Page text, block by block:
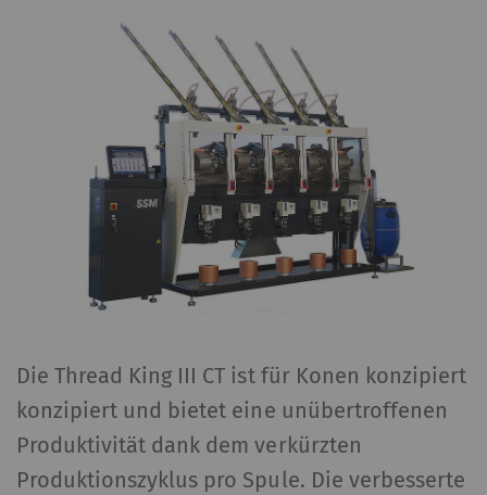
Die Thread King III CT ist für Konen konzipiert
konzipiert und bietet eine unübertroffenen
Produktivität dank dem verkürzten
Produktionszyklus pro Spule. Die verbesserte